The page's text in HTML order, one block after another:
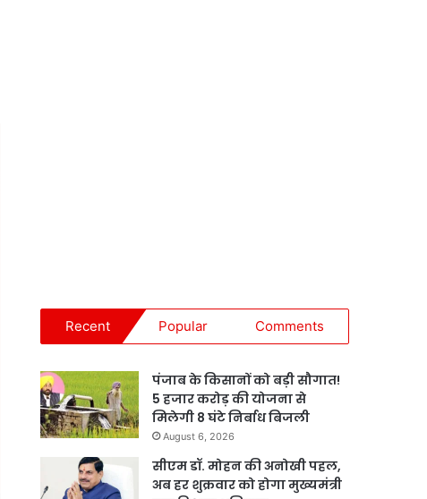
Recent Popular Comments
पंजाब के किसानों को बड़ी सौगात!
5 हजार करोड़ की योजना से
मिलेगी 8 घंटे निर्बाध बिजली
August 6, 2026
सीएम डॉ. मोहन की अनोखी पहल,
अब हर शुक्रवार को होगा मुख्यमंत्री